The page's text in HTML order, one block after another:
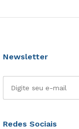
Newsletter
Redes Sociais